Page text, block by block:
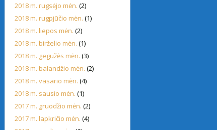
2018 m. rugsėjo mėn. (2)
2018 m. rugpjūčio mėn. (1)
2018 m. liepos mėn. (2)
2018 m. birželio mėn. (1)
2018 m. gegužės mėn. (3)
2018 m. balandžio mėn. (2)
2018 m. vasario mėn. (4)
2018 m. sausio mėn. (1)
2017 m. gruodžio mėn. (2)
2017 m. lapkričio mėn. (4)